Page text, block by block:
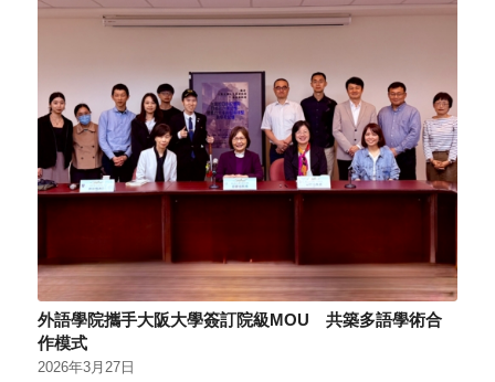
外語學院攜手大阪大學簽訂院級MOU 共築多語學術合
作模式
2026年3月27日